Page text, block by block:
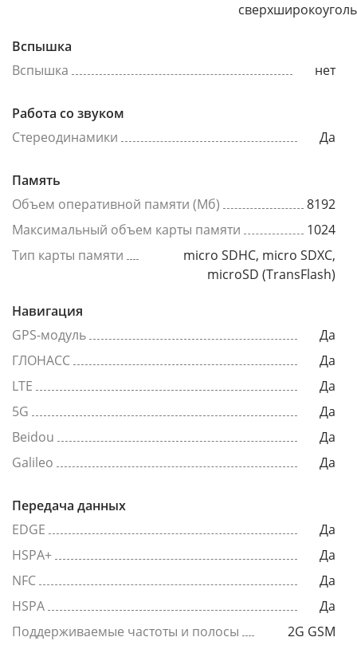
Вспышка
Вспышка
нет
Работа со звуком
Стереодинамики
Да
Память
Объем оперативной памяти (Мб)
8192
Максимальный объем карты памяти
1024
Тип карты памяти
micro SDHC, micro SDXC,
microSD (TransFlash)
Навигация
GPS-модуль
Да
ГЛОНАСС
Да
LTE
Да
5G
Да
Beidou
Да
Galileo
Да
Передача данных
EDGE
Да
HSPA+
Да
NFC
Да
HSPA
Да
Поддерживаемые частоты и полосы
2G GSM